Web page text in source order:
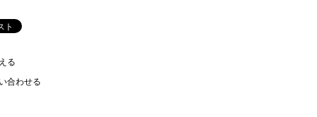
る
合わせる